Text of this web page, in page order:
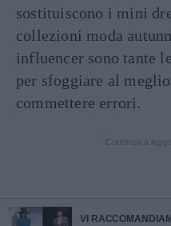
sostituiscono i mini
collezioni moda
influencer sono tante
per sfoggiare al
commettere errori.
VI